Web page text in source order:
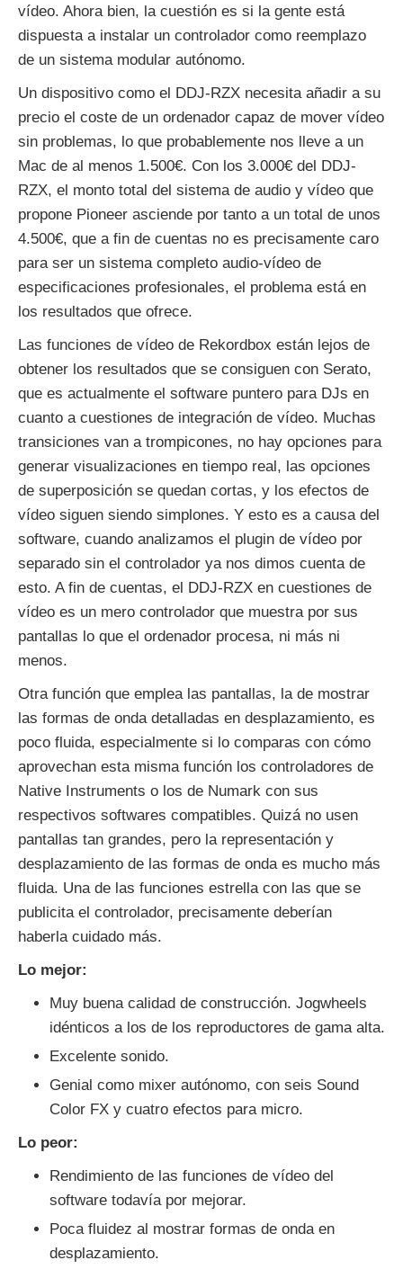
vídeo. Ahora bien, la cuestión es si la gente está
dispuesta a instalar un controlador como reemplazo
de un sistema modular autónomo.
Un dispositivo como el DDJ-RZX necesita añadir a su
precio el coste de un ordenador capaz de mover vídeo
sin problemas, lo que probablemente nos lleve a un
Mac de al menos 1.500€. Con los 3.000€ del DDJ-
RZX, el monto total del sistema de audio y vídeo que
propone Pioneer asciende por tanto a un total de unos
4.500€, que a fin de cuentas no es precisamente caro
para ser un sistema completo audio-vídeo de
especificaciones profesionales, el problema está en
los resultados que ofrece.
Las funciones de vídeo de Rekordbox están lejos de
obtener los resultados que se consiguen con Serato,
que es actualmente el software puntero para DJs en
cuanto a cuestiones de integración de vídeo. Muchas
transiciones van a trompicones, no hay opciones para
generar visualizaciones en tiempo real, las opciones
de superposición se quedan cortas, y los efectos de
vídeo siguen siendo simplones. Y esto es a causa del
software, cuando analizamos el plugin de vídeo por
separado sin el controlador ya nos dimos cuenta de
esto. A fin de cuentas, el DDJ-RZX en cuestiones de
vídeo es un mero controlador que muestra por sus
pantallas lo que el ordenador procesa, ni más ni
menos.
Otra función que emplea las pantallas, la de mostrar
las formas de onda detalladas en desplazamiento, es
poco fluida, especialmente si lo comparas con cómo
aprovechan esta misma función los controladores de
Native Instruments o los de Numark con sus
respectivos softwares compatibles. Quizá no usen
pantallas tan grandes, pero la representación y
desplazamiento de las formas de onda es mucho más
fluida. Una de las funciones estrella con las que se
publicita el controlador, precisamente deberían
haberla cuidado más.
Lo mejor:
Muy buena calidad de construcción. Jogwheels
idénticos a los de los reproductores de gama alta.
Excelente sonido.
Genial como mixer autónomo, con seis Sound
Color FX y cuatro efectos para micro.
Lo peor:
Rendimiento de las funciones de vídeo del
software todavía por mejorar.
Poca fluidez al mostrar formas de onda en
desplazamiento.